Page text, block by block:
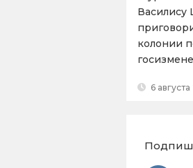
колонии
госизмене
6